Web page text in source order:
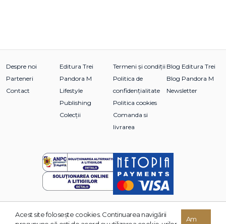
Despre noi
Parteneri
Contact
Editura Trei
Pandora M
Lifestyle
Publishing
Colecții
Termeni și condiții
Politica de
confidențialitate
Politica cookies
Comanda si
livrarea
Blog Editura Trei
Blog Pandora M
Newsletter
© 2026 Grupul Editorial TREI. Toate drepturile rezervate.
Acest site foloseşte cookies. Continuarea navigării
Am